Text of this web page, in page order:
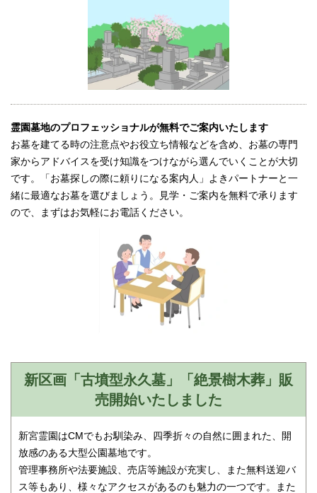
霊園墓地のプロフェッショナルが無料でご案内いたします
お墓を建てる時の注意点やお役立ち情報などを含め、お墓の専門
家からアドバイスを受け知識をつけながら選んでいくことが大切
です。「お墓探しの際に頼りになる案内人」よきパートナーと一
緒に最適なお墓を選びましょう。見学・ご案内を無料で承ります
ので、まずはお気軽にお電話ください。
新区画「古墳型永久墓」「絶景樹木葬」販
売開始いたしました
新宮霊園はCMでもお馴染み、四季折々の自然に囲まれた、開
放感のある大型公園墓地です。
管理事務所や法要施設、売店等施設が充実し、また無料送迎バ
ス等もあり、様々なアクセスがあるのも魅力の一つです。また